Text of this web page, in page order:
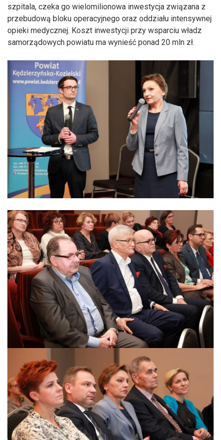
szpitala, czeka go wielomilionowa inwestycja związana z
przebudową bloku operacyjnego oraz oddziału intensywnej
opieki medycznej. Koszt inwestycji przy wsparciu władz
samorządowych powiatu ma wynieść ponad 20 mln zł.